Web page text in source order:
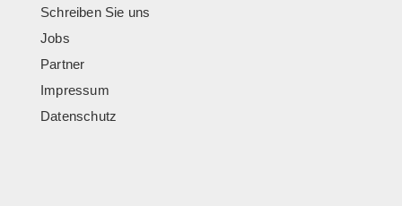
Schreiben Sie uns
Jobs
Partner
Impressum
Datenschutz